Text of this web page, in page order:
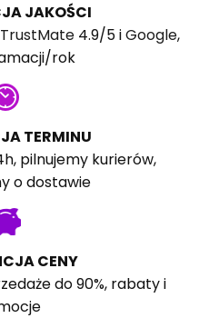
JAKOŚCI
4.9/5 iGoogle,
rok
TERMINU
pilnujemy kurierów,
o dostawie
CENY
do 90%, rabaty i